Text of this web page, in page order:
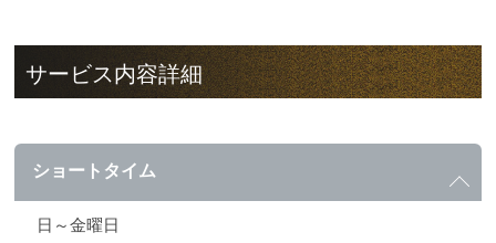
サービス内容詳細
ショートタイム
日～金曜日